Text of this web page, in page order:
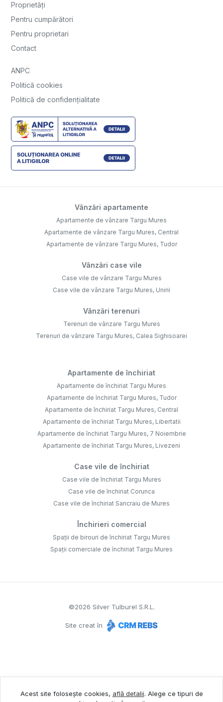
Proprietăți
Pentru cumpărători
Pentru proprietari
Contact
ANPC
Politică cookies
Politică de confidențialitate
Vânzări apartamente
Apartamente de vânzare Targu Mures
Apartamente de vânzare Targu Mures, Central
Apartamente de vânzare Targu Mures, Tudor
Vânzări case vile
Case vile de vânzare Targu Mures
Case vile de vânzare Targu Mures, Unirii
Vânzări terenuri
Terenuri de vânzare Targu Mures
Terenuri de vânzare Targu Mures, Calea Sighisoarei
Apartamente de închiriat
Apartamente de închiriat Targu Mures
Apartamente de închiriat Targu Mures, Tudor
Apartamente de închiriat Targu Mures, Central
Apartamente de închiriat Targu Mures, Libertatii
Apartamente de închiriat Targu Mures, 7 Noiembrie
Apartamente de închiriat Targu Mures, Livezeni
Case vile de închiriat
Case vile de închiriat Targu Mures
Case vile de închiriat Corunca
Case vile de închiriat Sancraiu de Mures
Închirieri comercial
Spații de birouri de închiriat Targu Mures
Spații comerciale de închiriat Targu Mures
©2026 Silver Tulburel S.R.L.
Site creat în
Acest site folosește cookies, află detalii. Alege ce tipuri de